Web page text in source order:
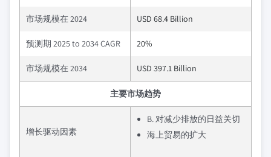
市场规模在 2024 USD 68.4 Billion
预测期 2025 to 2034 CAGR 20%
市场规模在 2034 USD 397.1 Billion
主要市场趋势
增长驱动因素
B. 对减少排放的日益关切
海上贸易的扩大